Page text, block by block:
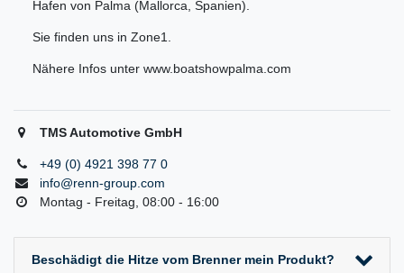
Hafen von Palma (Mallorca, Spanien).
Sie finden uns in Zone1.
Nähere Infos unter www.boatshowpalma.com
TMS Automotive GmbH
+49 (0) 4921 398 77 0
info@renn-group.com
Montag - Freitag, 08:00 - 16:00
Beschädigt die Hitze vom Brenner mein Produkt?